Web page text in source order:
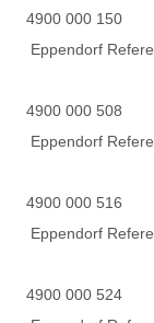
4900 000 150
Eppendorf
4900 000 508
Eppendorf
4900 000 516
Eppendorf
4900 000 524